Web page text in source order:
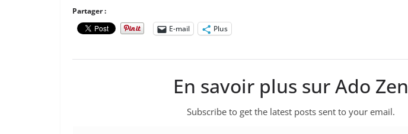
Partager :
E-mail
Plus
En savoir plus sur Ado Zen
Subscribe to get the latest posts sent to your email.